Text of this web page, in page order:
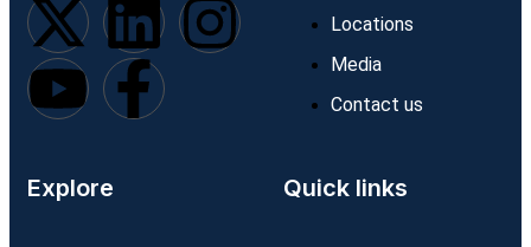
Quick links
Explore
Locations
Media
Contact us